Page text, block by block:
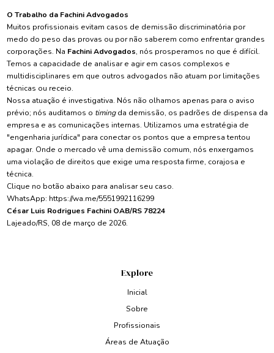
O Trabalho da Fachini Advogados
Muitos profissionais evitam casos de demissão discriminatória por
medo do peso das provas ou por não saberem como enfrentar grandes
corporações. Na Fachini Advogados, nós prosperamos no que é difícil.
Temos a capacidade de analisar e agir em casos complexos e
multidisciplinares em que outros advogados não atuam por limitações
técnicas ou receio.
Nossa atuação é investigativa. Nós não olhamos apenas para o aviso
prévio; nós auditamos o timingda demissão, os padrões de dispensa da
empresa e as comunicações internas. Utilizamos uma estratégia de
"engenharia jurídica" para conectar os pontos que a empresa tentou
apagar. Onde o mercado vê uma demissão comum, nós enxergamos
uma violação de direitos que exige uma resposta firme, corajosa e
técnica.
Clique no botão abaixo para analisar seu caso.
WhatsApp: https://wa.me/5551992116299
César Luis Rodrigues Fachini OAB/RS 78224
Lajeado/RS, 08 de março de 2026.
Explore
Inicial
Sobre
Profissionais
Áreas de Atuação